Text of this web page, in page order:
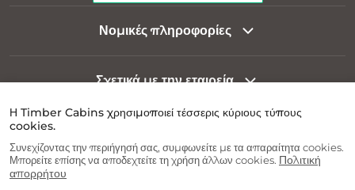
Νομικές πληροφορίες
Σχετικά με την εταιρεία
Η Timber Cabins χρησιμοποιεί τέσσερις κύριους τύπους
cookies.
Συνεχίζοντας την περιήγησή σας, συμφωνείτε με τα απαραίτητα cookies.
Μπορείτε επίσης να αποδεχτείτε τη χρήση άλλων cookies. Πολιτική
απορρήτου